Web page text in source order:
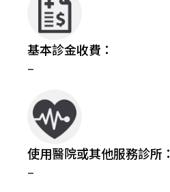
基本診金收費：
–
使用醫院或其他服務診所：
–